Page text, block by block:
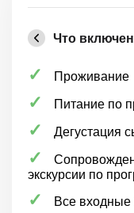
Что
Проживание
Питание по
Дегустация
экскурсии по
Все